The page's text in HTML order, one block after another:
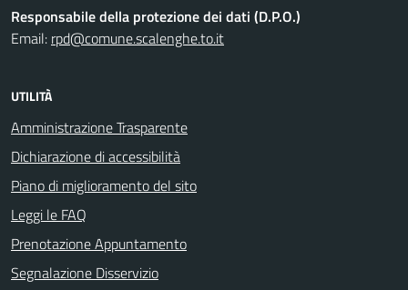
Responsabile della protezione dei dati (D.P.O.)
Email: rpd@comune.scalenghe.to.it
UTILITÀ
Amministrazione Trasparente
Dichiarazione di accessibilità
Piano di miglioramento del sito
Leggi le FAQ
Prenotazione Appuntamento
Segnalazione Disservizio